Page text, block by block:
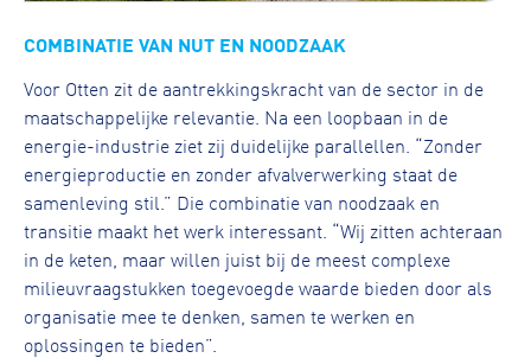
COMBINATIE VAN NUT EN NOODZAAK
Voor Otten zit de aantrekkingskracht van de sector in de
maatschappelijke relevantie. Na een loopbaan in de
energie-industrie ziet zij duidelijke parallellen. “Zonder
energieproductie en zonder afvalverwerking staat de
samenleving stil.” Die combinatie van noodzaak en
transitie maakt het werk interessant. “Wij zitten achteraan
in de keten, maar willen juist bij de meest complexe
milieuvraagstukken toegevoegde waarde bieden door als
organisatie mee te denken, samen te werken en
oplossingen te bieden”.